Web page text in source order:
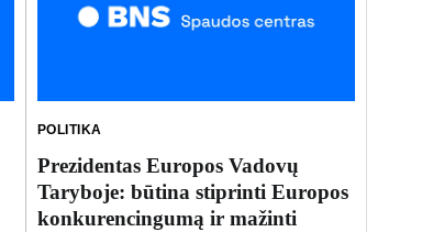
POLITIKA
Prezidentas Europos Vadovų
Taryboje: būtina stiprinti Europos
konkurencingumą ir mažinti